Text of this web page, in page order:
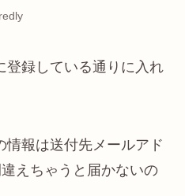
登録している通りに入れ
情報は送付先メールアド
えちゃうと届かないの